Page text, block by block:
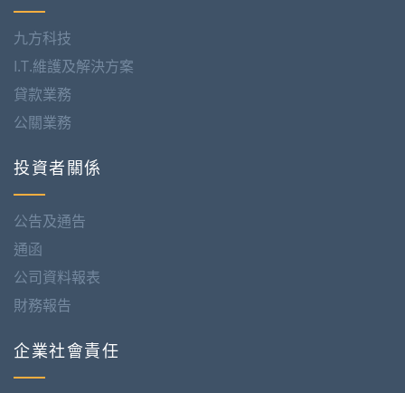
九方科技
I.T.維護及解決方案
貸款業務
公關業務
投資者關係
公告及通告
通函
公司資料報表
財務報告
企業社會責任